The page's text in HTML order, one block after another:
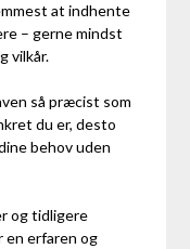
at indhente
– gerne mindst
vilkår.
så præcist som
du er, desto
behov uden
og tidligere
en erfaren og